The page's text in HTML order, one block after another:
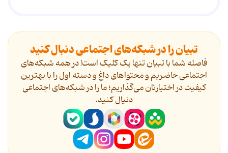
تبیان را در شبکه‌های اجتماعی دنبال کنید
فاصله شما با تبیان تنها یک کلیک است! در همه شبکه‌های
اجتماعی حاضریم و محتواهای داغ و دسته اول را با بهترین
کیفیت در اختیارتان می‌گذاریم؛ ما را در شبکه‌های اجتماعی
دنیال کنید.